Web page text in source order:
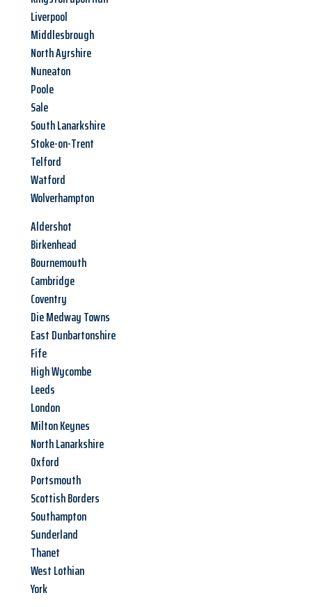
Liverpool
Middlesbrough
North Ayrshire
Nuneaton
Poole
Sale
South Lanarkshire
Stoke-on-Trent
Telford
Watford
Wolverhampton
Aldershot
Birkenhead
Bournemouth
Cambridge
Coventry
Die Medway Towns
East Dunbartonshire
Fife
High Wycombe
Leeds
London
Milton Keynes
North Lanarkshire
Oxford
Portsmouth
Scottish Borders
Southampton
Sunderland
Thanet
West Lothian
York